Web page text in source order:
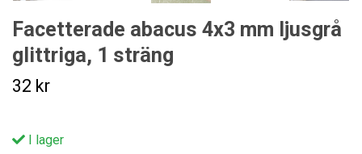
Facetterade abacus 4x3 mm ljusgrå
glittriga, 1 sträng
32 kr
I lager